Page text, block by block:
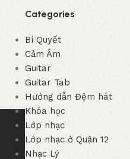
Categories
Bí Quyết
Cảm Âm
Guitar
Guitar Tab
Hướng dẫn Đệm hát
Khóa học
Lớp nhạc
Lớp nhạc ở Quận 12
Nhạc Lý